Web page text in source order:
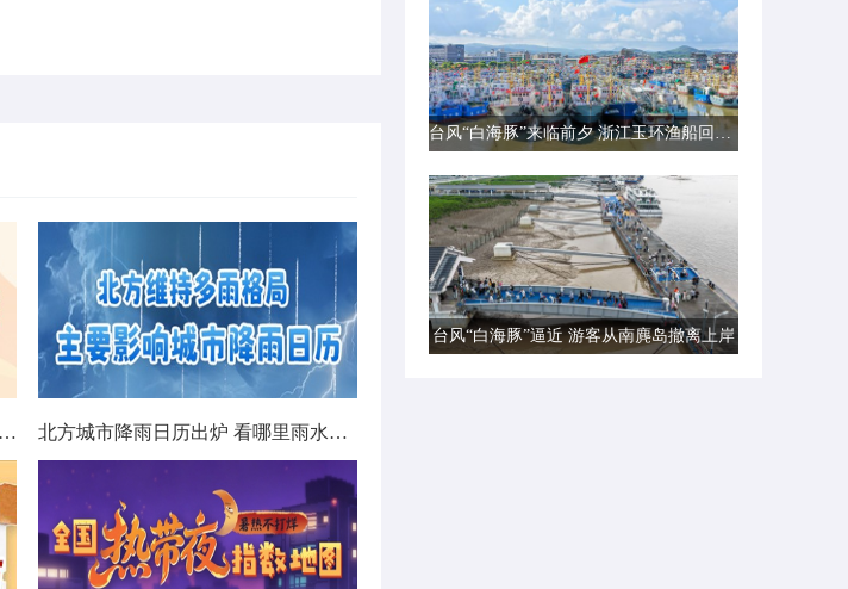
数据看今年7月哪里热到破纪录 哪里暑热连轴转 北方城市降雨日历出炉 看哪里雨水超长待机
台风“白海豚”来临前夕 浙江玉环渔船回港避风
台风“白海豚”逼近 游客从南麂岛撤离上岸